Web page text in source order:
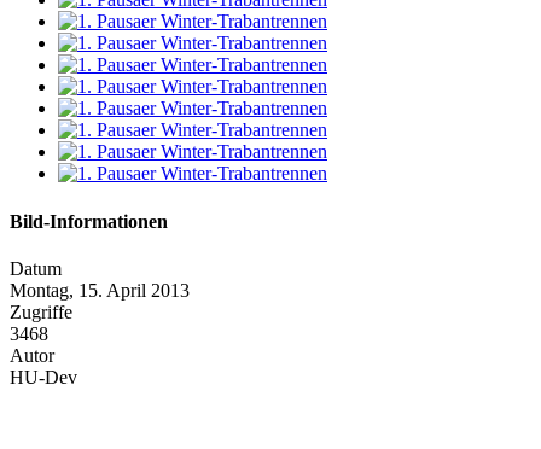
Bild-Informationen
Datum
Montag, 15. April 2013
Zugriffe
3468
Autor
HU-Dev